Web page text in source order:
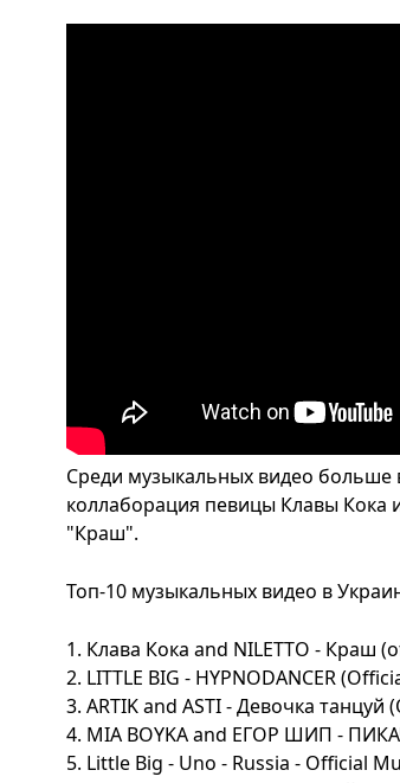
Среди музыкальных видео больше
коллаборация певицы Клавы Кока
"Краш".
Топ-10 музыкальных видео в
1. Клава Кока and NILETTO - Краш
2. LITTLE BIG - HYPNODANCER
3. ARTIK and ASTI - Девочка танцуй
4. MIA BOYKA and ЕГОР ШИП -
5. Little Big - Uno - Russia - Official